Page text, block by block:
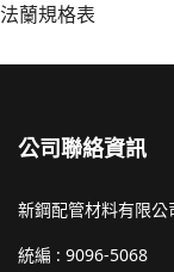
法蘭規格表
公司聯絡資訊
新鋼配管材料有限公
統編 : 9096-5068